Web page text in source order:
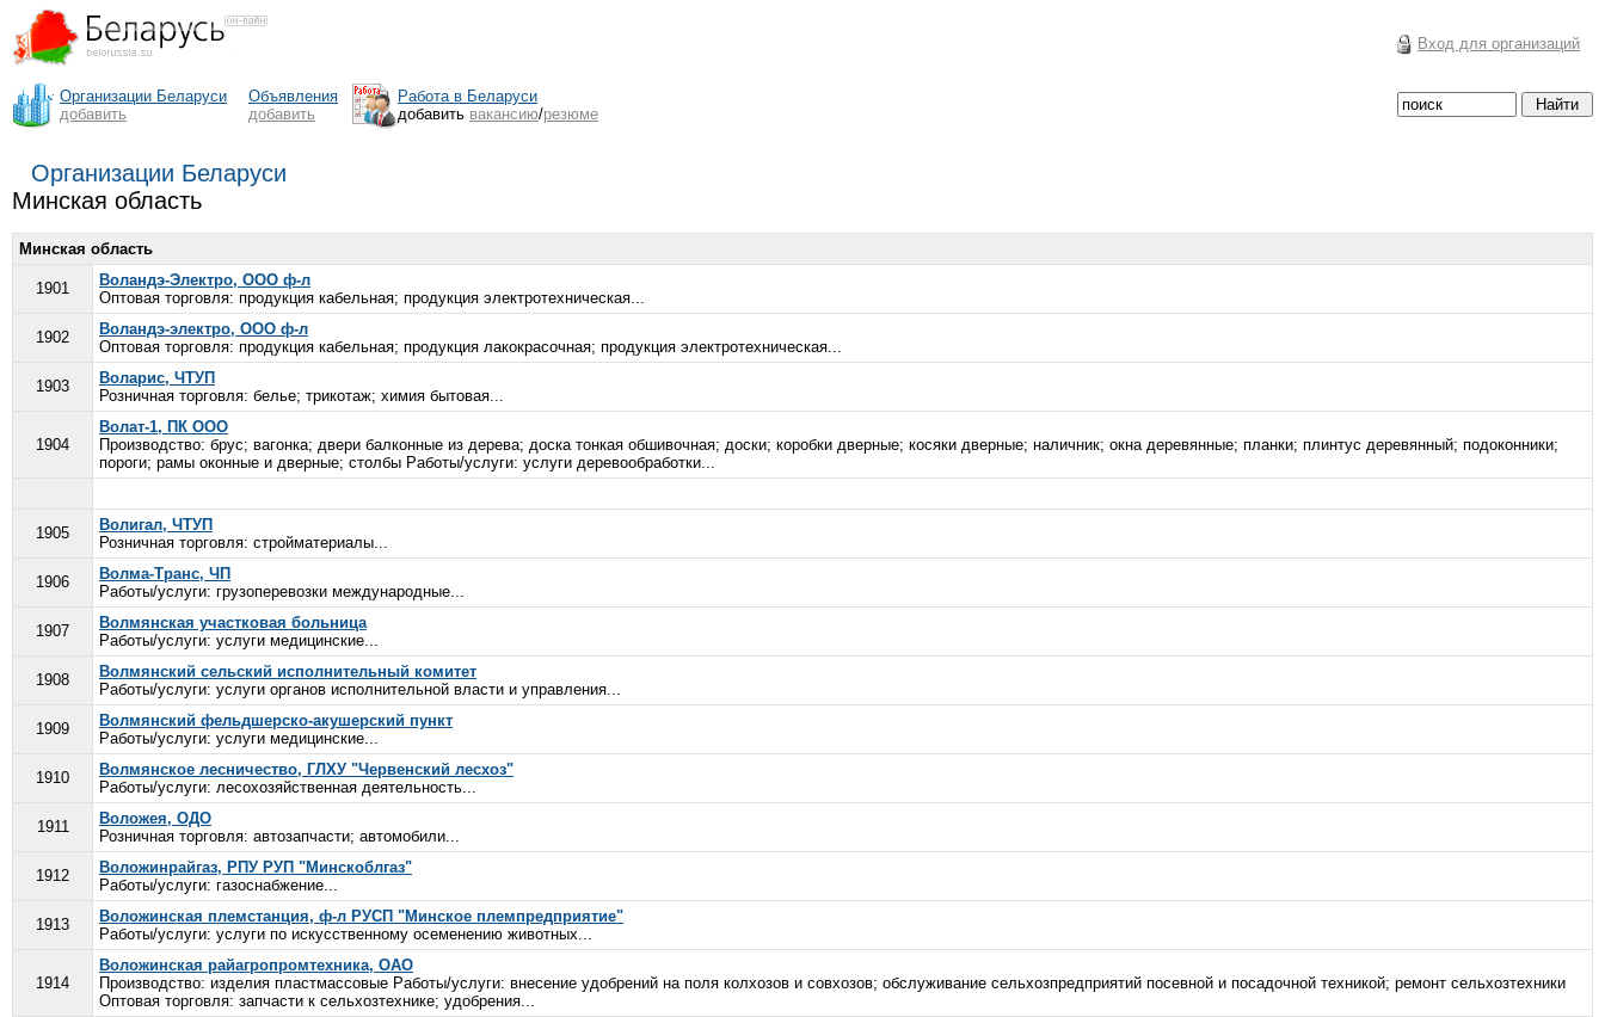
Вход для организаций
Организации Беларуси
добавить
Объявления
добавить
Работа в Беларуси
добавить вакансию/резюме
Организации Беларуси
Минская область
Минская область
1901
Воландэ-Электро, ООО ф-л
Оптовая торговля: продукция кабельная; продукция электротехническая...
1902
Воландэ-электро, ООО ф-л
Оптовая торговля: продукция кабельная; продукция лакокрасочная; продукция электротехническая...
1903
Воларис, ЧТУП
Розничная торговля: белье; трикотаж; химия бытовая...
1904
Волат-1, ПК ООО
Производство: брус; вагонка; двери балконные из дерева; доска тонкая обшивочная; доски; коробки дверные; косяки дверные; наличник; окна деревянные; планки; плинтус деревянный; подоконники;
пороги; рамы оконные и дверные; столбы Работы/услуги: услуги деревообработки...
1905
Волигал, ЧТУП
Розничная торговля: стройматериалы...
1906
Волма-Транс, ЧП
Работы/услуги: грузоперевозки международные...
1907
Волмянская участковая больница
Работы/услуги: услуги медицинские...
1908
Волмянский сельский исполнительный комитет
Работы/услуги: услуги органов исполнительной власти и управления...
1909
Волмянский фельдшерско-акушерский пункт
Работы/услуги: услуги медицинские...
1910
Волмянское лесничество, ГЛХУ "Червенский лесхоз"
Работы/услуги: лесохозяйственная деятельность...
1911
Воложея, ОДО
Розничная торговля: автозапчасти; автомобили...
1912
Воложинрайгаз, РПУ РУП "Минскоблгаз"
Работы/услуги: газоснабжение...
1913
Воложинская племстанция, ф-л РУСП "Минское племпредприятие"
Работы/услуги: услуги по искусственному осеменению животных...
1914
Воложинская райагропромтехника, ОАО
Производство: изделия пластмассовые Работы/услуги: внесение удобрений на поля колхозов и совхозов; обслуживание сельхозпредприятий посевной и посадочной техникой; ремонт сельхозтехники
Оптовая торговля: запчасти к сельхозтехнике; удобрения...